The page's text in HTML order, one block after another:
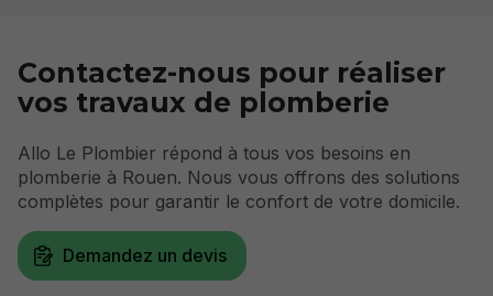
Contactez-nous pour réaliser
vos travaux de plomberie
Allo Le Plombier répond à tous vos besoins en
plomberie à Rouen. Nous vous offrons des solutions
complètes pour garantir le confort de votre domicile.
Demandez un devis